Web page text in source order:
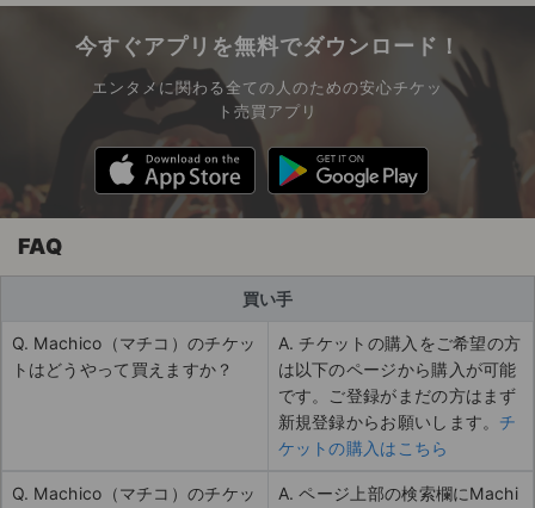
今すぐアプリを無料でダウンロード！
エンタメに関わる全ての人のための安心チケッ
ト売買アプリ
FAQ
買い手
Q. Machico（マチコ）のチケッ
トはどうやって買えますか？
A. チケットの購入をご希望の方
は以下のページから購入が可能
です。ご登録がまだの方はまず
新規登録からお願いします。 チ
ケットの購入はこちら
Q. Machico（マチコ）のチケッ
A. ページ上部の検索欄にMachi